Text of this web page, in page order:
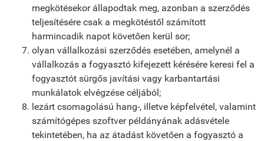
megkötésekor állapodtak meg, azonban a szerződés
teljesítésére csak a megkötéstől számított
harmincadik napot követően kerül sor;
olyan vállalkozási szerződés esetében, amelynél a
vállalkozás a fogyasztó kifejezett kérésére keresi fel a
fogyasztót sürgős javítási vagy karbantartási
munkálatok elvégzése céljából;
lezárt csomagolású hang-, illetve képfelvétel, valamint
számítógépes szoftver példányának adásvétele
tekintetében, ha az átadást követően a fogyasztó a